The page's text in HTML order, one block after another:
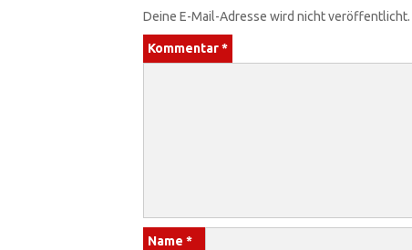
Deine E-Mail-Adresse wird nicht veröffentlicht.
Kommentar*
Name *